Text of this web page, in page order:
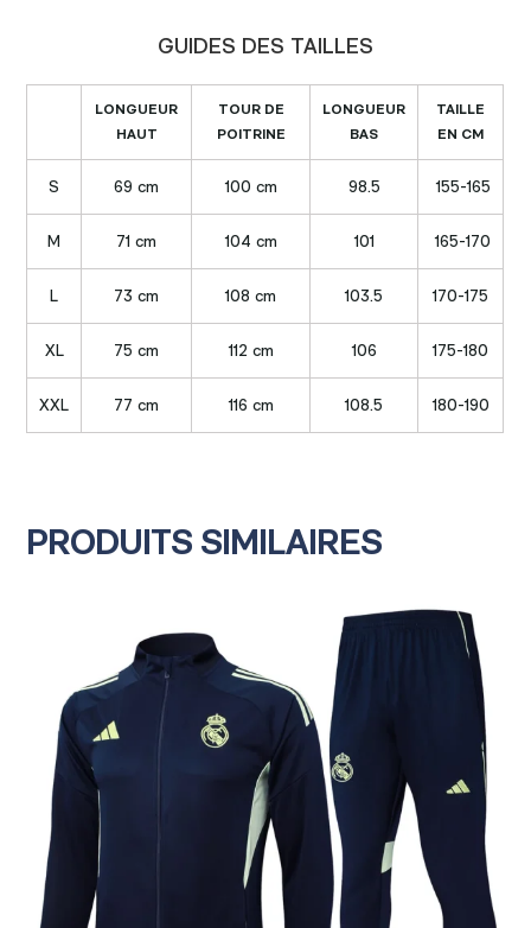
GUIDES DES TAILLES
LONGUEUR
HAUT
TOUR DE
POITRINE
LONGUEUR
BAS
TAILLE
EN CM
S 69 cm 100 cm 98.5 155-165
M 71 cm 104 cm 101 165-170
L 73 cm 108 cm 103.5 170-175
XL 75 cm 112 cm 106 175-180
XXL 77 cm 116 cm 108.5 180-190
PRODUITS SIMILAIRES